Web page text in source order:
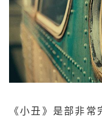
《小丑》是部非